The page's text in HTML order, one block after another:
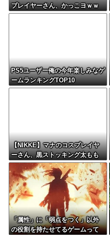
プレイヤーさん、かっこヨｗｗ
ｗｗｗｗ
PS5ユーザー俺の今年楽しみなゲ
ームランキングTOP10
【NIKKE】マナのコスプレイヤ
ーさん、黒ストッキング太もも
がえちえちィ！
「属性」に「弱点をつく」以外
の役割を持たせてるゲームって